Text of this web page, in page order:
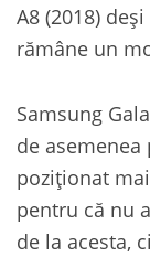
A8 (2018)
rămâne un
Samsung
de
poziționat
pentru că nu
de la acesta,